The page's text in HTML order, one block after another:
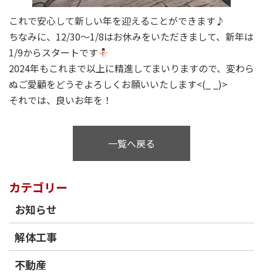
これで安心して新しい年を迎えることができます♪
ちなみに、12/30～1/8はお休みをいただきまして、新年は
1/9からスタートです
2024年もこれまで以上に精進してまいりますので、変わら
ぬご愛顧をどうぞよろしくお願いいたします<(_ _)>
それでは、良いお年を！
一覧へ戻る
カテゴリー
お知らせ
解体工事
不動産